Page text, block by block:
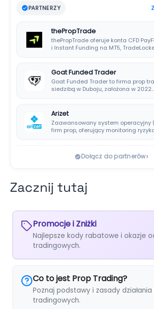
PARTNERZY
thePropTrade
thePropTrade oferuje konta CFD
i Instant Funding na MT5,
Goat Funded Trader
Goat Funded Trader to firma prop
siedzibą w Dubaju, założona w 2022…
Arizet
Zaawansowany system operacyjny
firm prop, oferujący monitoring
Dołącz do partnerów›
Zacznij tutaj
Promocje i Zniżki
Najlepsze kody rabatowe i okazje
tradingowych.
Co to jest Prop Trading?
Poznaj podstawy i zasady
tradingowych.